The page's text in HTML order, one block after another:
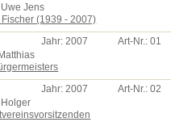
Jens
(1939 - 2007)
Jahr: 2007 Art-Nr.:01
Jahr:2007 Art-Nr.:02